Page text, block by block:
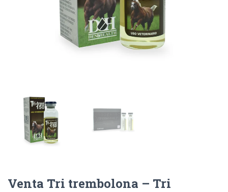
Venta Tri trembolona – Tri